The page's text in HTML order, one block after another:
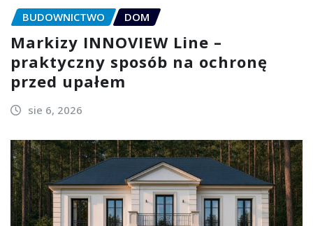
BUDOWNICTWO DOM
Markizy INNOVIEW Line –
praktyczny sposób na ochronę
przed upałem
sie 6, 2026